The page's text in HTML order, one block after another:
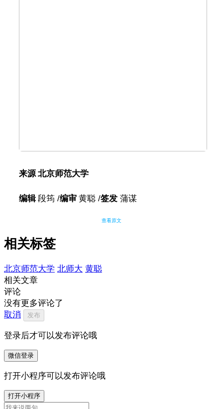
来源 北京师范大学
编辑段筠 /编审 黄聪 /签发蒲谋
查看原文
相关标签
北京师范大学 北师大 黄聪
相关文章
评论
没有更多评论了
取消
发布
登录后才可以发布评论哦
微信登录
打开小程序可以发布评论哦
打开小程序